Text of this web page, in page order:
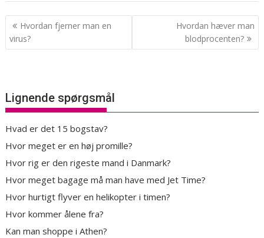
Indlægsnavigation
Hvordan fjerner man en
virus?
Hvordan hæver man
blodprocenten?
Lignende spørgsmål
Hvad er det 15 bogstav?
Hvor meget er en høj promille?
Hvor rig er den rigeste mand i Danmark?
Hvor meget bagage må man have med Jet Time?
Hvor hurtigt flyver en helikopter i timen?
Hvor kommer ålene fra?
Kan man shoppe i Athen?